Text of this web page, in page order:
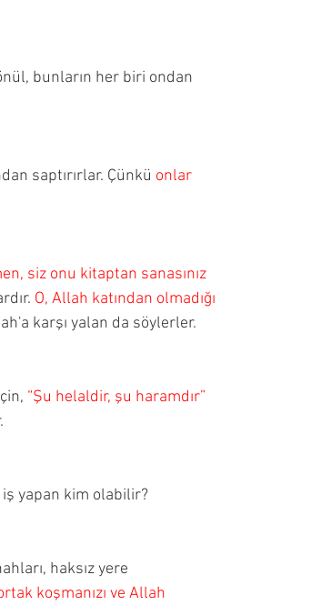
bunların her biri ondan
saptırırlar. Çünkü onlar
siz onu kitaptan sanasınız
O, Allah katından olmadığı
karşı yalan da söylerler.
“Şu helaldir, şu haramdır”
iş yapan kim olabilir?
haksız yere
koşmanızı ve Allah